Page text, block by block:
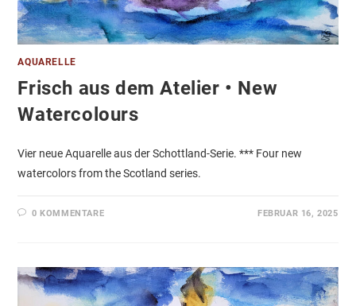
AQUARELLE
Frisch aus dem Atelier • New
Watercolours
Vier neue Aquarelle aus der Schottland-Serie. *** Four new
watercolors from the Scotland series.
0 KOMMENTARE FEBRUAR 16, 2025